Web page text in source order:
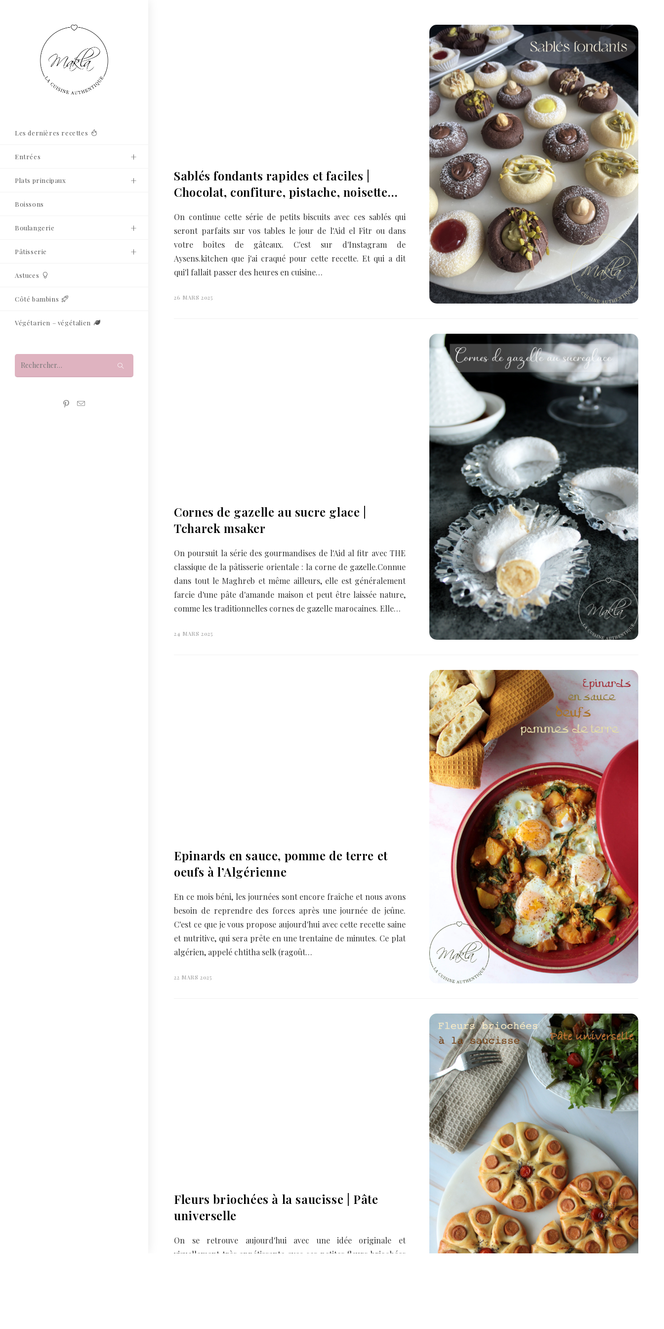
Les dernières recettes
Entrées
Plats principaux
Boissons
Boulangerie
Pâtisserie
Astuces
Côté bambins
Végétarien – végétalien
Sablés fondants rapides et faciles |
Chocolat, confiture, pistache, noisette…
On continue cette série de petits biscuits avec ces sablés qui
seront parfaits sur vos tables le jour de l'Aid el Fitr ou dans
votre boîtes de gâteaux. C'est sur d'Instagram de
Aysens.kitchen que j'ai craqué pour cette recette. Et qui a dit
qui'l fallait passer des heures en cuisine…
26 MARS 2025
Cornes de gazelle au sucre glace |
Tcharek msaker
On poursuit la série des gourmandises de l'Aid al fitr avec THE
classique de la pâtisserie orientale : la corne de gazelle.Connue
dans tout le Maghreb et même ailleurs, elle est généralement
farcie d'une pâte d'amande maison et peut être laissée nature,
comme les traditionnelles cornes de gazelle marocaines. Elle…
24 MARS 2025
Epinards en sauce, pomme de terre et
oeufs à l’Algérienne
En ce mois béni, les journées sont encore fraîche et nous avons
besoin de reprendre des forces après une journée de jeûne.
C'est ce que je vous propose aujourd'hui avec cette recette saine
et nutritive, qui sera prête en une trentaine de minutes. Ce plat
algérien, appelé chtitha selk (ragoût…
22 MARS 2025
Fleurs briochées à la saucisse | Pâte
universelle
On se retrouve aujourd'hui avec une idée originale et
visuellement très appétissante avec ces petites fleurs briochées